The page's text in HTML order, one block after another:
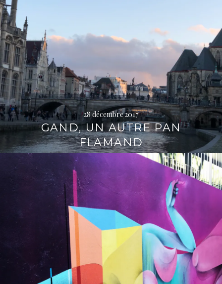
28 décembre 2017
GAND, UN AUTRE PAN
FLAMAND